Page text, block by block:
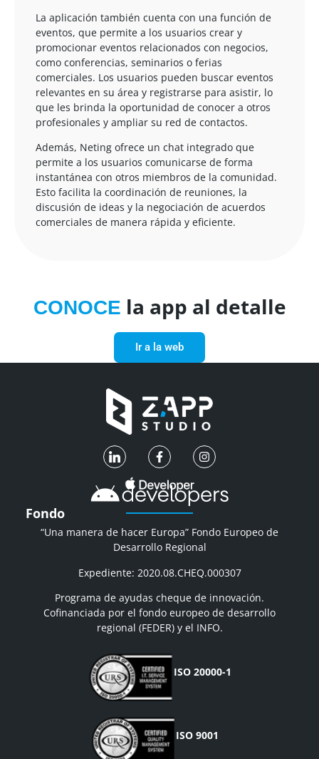
La aplicación también cuenta con una función de
eventos, que permite a los usuarios crear y
promocionar eventos relacionados con negocios,
como conferencias, seminarios o ferias
comerciales. Los usuarios pueden buscar eventos
relevantes en su área y registrarse para asistir, lo
que les brinda la oportunidad de conocer a otros
profesionales y ampliar su red de contactos.
Además, Neting ofrece un chat integrado que
permite a los usuarios comunicarse de forma
instantánea con otros miembros de la comunidad.
Esto facilita la coordinación de reuniones, la
discusión de ideas y la negociación de acuerdos
comerciales de manera rápida y eficiente.
CONOCE la app al detalle
Ir a la web
Fondo
“Una manera de hacer Europa” Fondo Europeo de
Desarrollo Regional
Expediente: 2020.08.CHEQ.000307
Programa de ayudas cheque de innovación.
Cofinanciada por el fondo europeo de desarrollo
regional (FEDER) y el INFO.
ISO 20000-1
ISO 9001